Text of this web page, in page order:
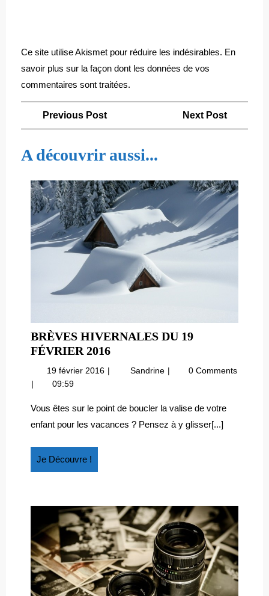
Ce site utilise Akismet pour réduire les indésirables. En
savoir plus sur la façon dont les données de vos
commentaires sont traitées.
Navigation
de
l’article
Previous PostPrevious
Post
Next Post
Post
A découvrir aussi...
BRÈVES HIVERNALES DU 19
FÉVRIER 2016BRÈVES
HIVERNALES
FÉVRIER
2016
19 février 2016 19
Sandrine Brèves
19
février
2016
0 Comments
09:59
Vous êtes sur le point de boucler la valise de votre
enfant pour les vacances ? Pensez à y glisser[...]
Je Découvre !
Découvre